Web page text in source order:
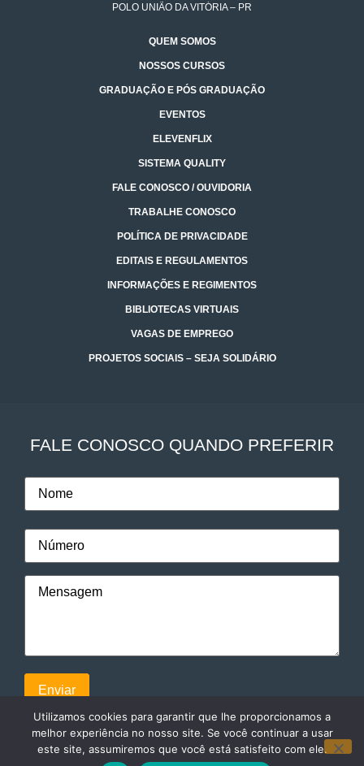
POLO UNIÃO DA VITÓRIA – PR
QUEM SOMOS
NOSSOS CURSOS
GRADUAÇÃO E PÓS GRADUAÇÃO
EVENTOS
ELEVENFLIX
SISTEMA QUALITY
FALE CONOSCO / OUVIDORIA
TRABALHE CONOSCO
POLÍTICA DE PRIVACIDADE
EDITAIS E REGULAMENTOS
INFORMAÇÕES E REGIMENTOS
BIBLIOTECAS VIRTUAIS
VAGAS DE EMPREGO
PROJETOS SOCIAIS – SEJA SOLIDÁRIO
FALE CONOSCO QUANDO PREFERIR
Utilizamos cookies para garantir que lhe proporcionamos a
melhor experiência no nosso site. Se você continuar a usar
este site, assumiremos que você está satisfeito com ele.